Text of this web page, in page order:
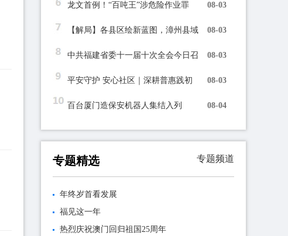
龙文首例！“百吨王”涉危险作业罪 08-03
【解局】各县区绘新蓝图，漳州县域 08-03
中共福建省委十一届十次全会今日召 08-03
平安守护 安心社区｜深耕普惠践初 08-03
百台厦门造保安机器人集结入列 08-04
专题精选 专题频道
年终岁首看发展
福见这一年
热烈庆祝澳门回归祖国25周年